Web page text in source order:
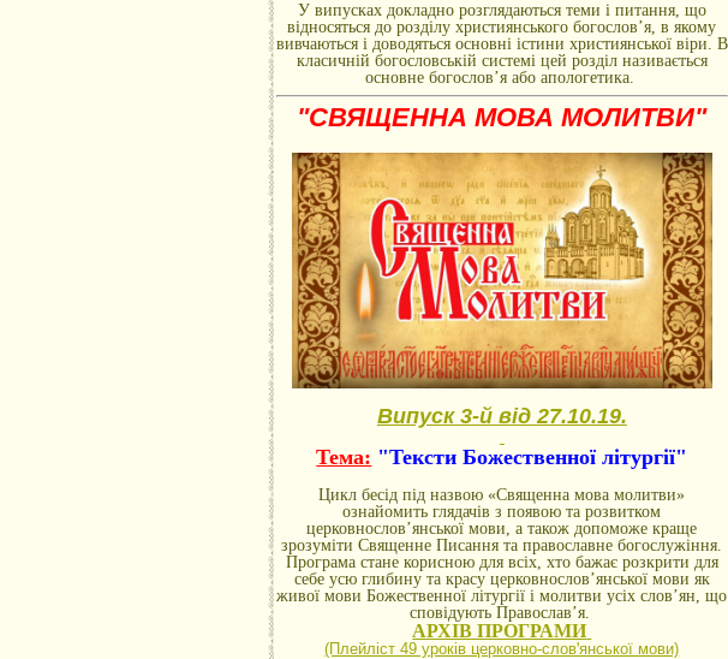
У випусках докладно розглядаються теми і питання, що
відносяться до розділу християнського богослов’я, в якому
вивчаються і доводяться основні істини християнської віри. В
класичній богословській системі цей розділ називається
основне богослов’я або апологетика.
"СВЯЩЕННА МОВА МОЛИТВИ"
Випуск 3-й від 27.10.19.
Тема: "Тексти Божественної літургії"
Цикл бесід під назвою «Священна мова молитви»
ознайомить глядачів з появою та розвитком
церковнослов’янської мови, а також допоможе краще
зрозуміти Священне Писання та православне богослужіння.
Програма стане корисною для всіх, хто бажає розкрити для
себе усю глибину та красу церковнослов’янської мови як
живої мови Божественної літургії і молитви усіх слов’ян, що
сповідують Православ’я.
АРХІВ ПРОГРАМИ
(Плейліст 49 уроків церковно-словꞌянської мови)